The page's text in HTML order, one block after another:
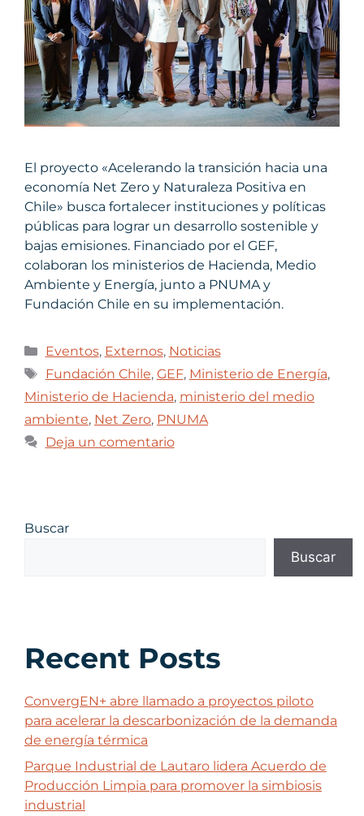
El proyecto «Acelerando la transición hacia una
economía Net Zero y Naturaleza Positiva en
Chile» busca fortalecer instituciones y políticas
públicas para lograr un desarrollo sostenible y
bajas emisiones. Financiado por el GEF,
colaboran los ministerios de Hacienda, Medio
Ambiente y Energía, junto a PNUMA y
Fundación Chile en su implementación.
Eventos, Externos, Noticias
Fundación Chile, GEF, Ministerio de Energía,
Ministerio de Hacienda, ministerio del medio
ambiente, Net Zero, PNUMA
Deja un comentario
Buscar
Buscar
Recent Posts
ConvergEN+ abre llamado a proyectos piloto
para acelerar la descarbonización de la demanda
de energía térmica
Parque Industrial de Lautaro lidera Acuerdo de
Producción Limpia para promover la simbiosis
industrial